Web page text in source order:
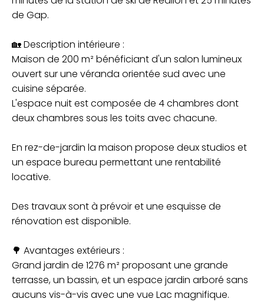
de Gap.
🏡 Description intérieure :
Maison de 200 m² bénéficiant d'un salon lumineux
ouvert sur une véranda orientée sud avec une
cuisine séparée.
L'espace nuit est composée de 4 chambres dont
deux chambres sous les toits avec chacune.
En rez-de-jardin la maison propose deux studios et
un espace bureau permettant une rentabilité
locative.
Des travaux sont à prévoir et une esquisse de
rénovation est disponible.
🌳 Avantages extérieurs :
Grand jardin de 1276 m² proposant une grande
terrasse, un bassin, et un espace jardin arboré sans
aucuns vis-à-vis avec une vue Lac magnifique.